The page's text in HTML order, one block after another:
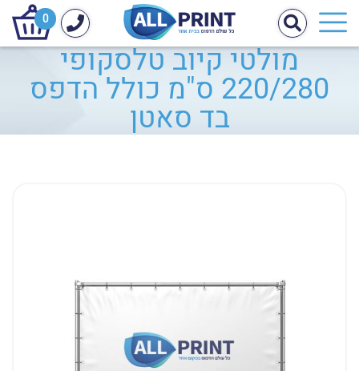
0
מולטי קיוב טלסקופי
220/280 ס"מ כולל הדפס
בד סאטן